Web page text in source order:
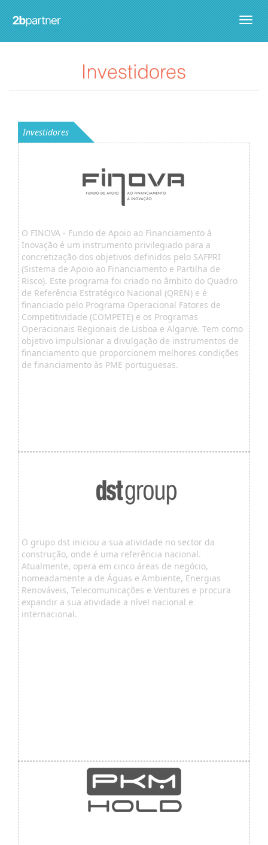
Investidores
O FINOVA - Fundo de Apoio ao Financiamento à
Inovação é um instrumento privilegiado para a
concretização dos objetivos definidos pelo SAFPRI
(Sistema de Apoio ao Financiamento e Partilha de
Risco). Este programa foi criado no âmbito do Quadro
de Referência Estratégico Nacional (QREN) e é
financiado pelo Programa Operacional Fatores de
Competitividade (COMPETE) e os Programas
Operacionais Regionais de Lisboa e Algarve. Tem como
objetivo impulsionar a divulgação de instrumentos de
financiamento que proporcionem melhores condições
de financiamento às PME portuguesas.
O grupo dst iniciou a sua atividade no sector da
construção, onde é uma referência nacional.
Atualmente, opera em cinco áreas de negócio,
nomeadamente a de Águas e Ambiente, Energias
Renováveis, Telecomunicações e Ventures e procura
expandir a sua atividade a nível nacional e
internacional.